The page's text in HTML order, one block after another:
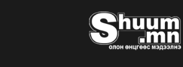
Автомашины улсын дугаар сондгой
тоогоор төгссөн бо...